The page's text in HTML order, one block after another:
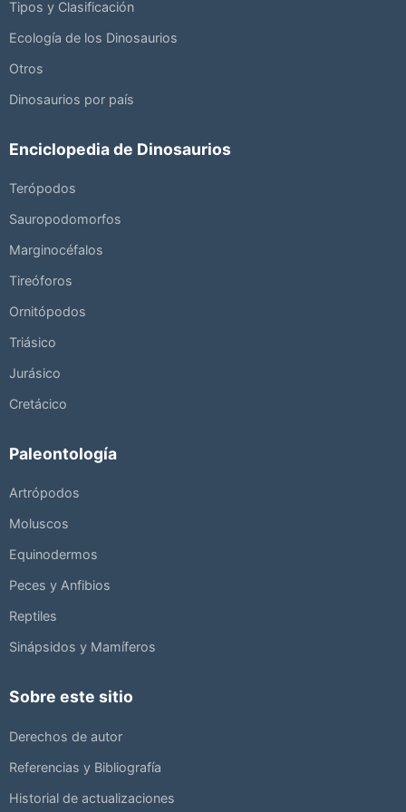
Tipos y Clasificación
Ecología de los Dinosaurios
Otros
Dinosaurios por país
Enciclopedia de Dinosaurios
Terópodos
Sauropodomorfos
Marginocéfalos
Tireóforos
Ornitópodos
Triásico
Jurásico
Cretácico
Paleontología
Artrópodos
Moluscos
Equinodermos
Peces y Anfibios
Reptiles
Sinápsidos y Mamíferos
Sobre este sitio
Derechos de autor
Referencias y Bibliografía
Historial de actualizaciones